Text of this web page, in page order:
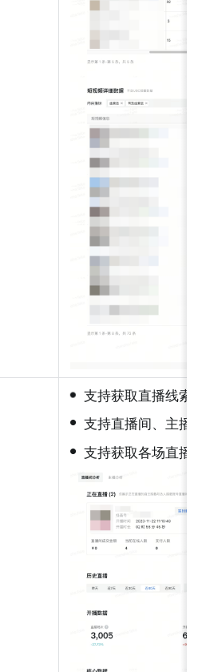
• 支持获取直播线索
• 支持直播间、主播
• 支持获取各场直播